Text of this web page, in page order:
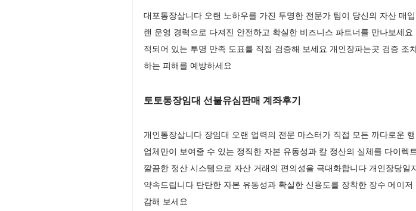
대포통장삽니다 오랜 노하우를 가진 투명한 전문가 팀이 당신의 자산 매
랜 운영 경력으로 다져진 안전하고 확실한 비즈니스 파트너를 만나보세
적되어 있는 투명 만족 도표를 직접 검증해 보세요 개인장파는곳 검증
하는 피해를 예방하세요
토토통장임대 선불유심판매 계좌후기
개인통장삽니다 장임대 오랜 업력의 전문 마스터가 직접 모든 까다로운
업체만이 보여줄 수 있는 정직한 자본 유동성과 칼 정산의 실체를 다이
깔끔한 정산 시스템으로 자산 거래의 편의성을 극대화합니다 개인장당
약속드립니다 탄탄한 자본 유동성과 확실한 신용도를 장착한 장수 메이
감해 보세요